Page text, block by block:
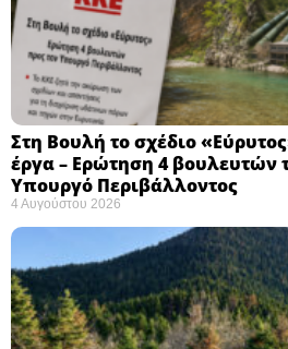
Στη Βουλή το σχέδιο
έργα – Ερώτηση 4 βουλευτών
Υπουργό Περιβάλλοντος
4 Αυγούστου 2026